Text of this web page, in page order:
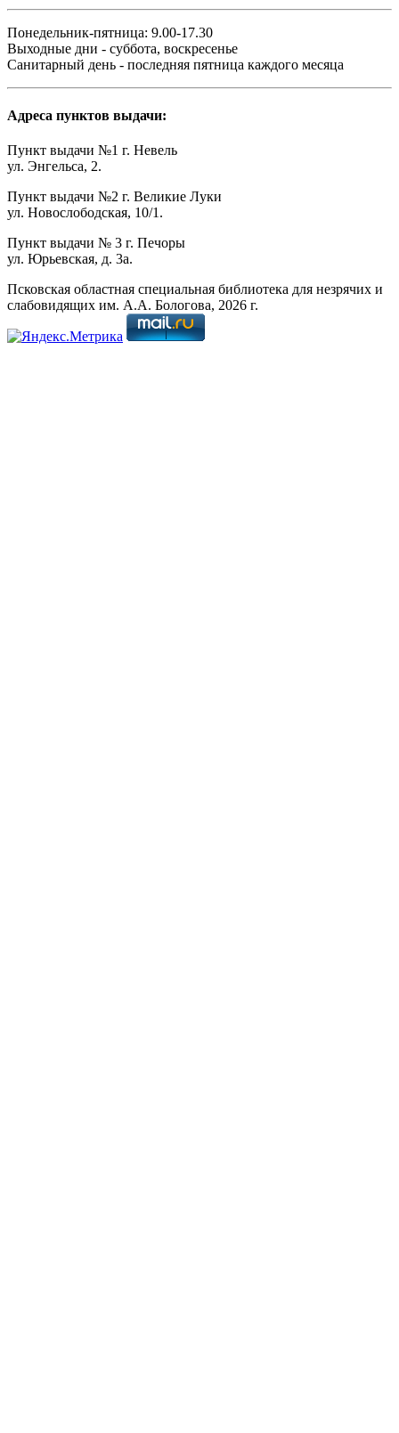
Понедельник-пятница: 9.00-17.30
Выходные дни - суббота, воскресенье
Санитарный день - последняя пятница каждого месяца
Адреса пунктов выдачи:
Пункт выдачи №1 г. Невель
ул. Энгельса, 2.
Пункт выдачи №2 г. Великие Луки
ул. Новослободская, 10/1.
Пункт выдачи № 3 г. Печоры
ул. Юрьевская, д. 3а.
Псковская областная специальная библиотека для незрячих и
слабовидящих им. А.А. Бологова, 2026 г.